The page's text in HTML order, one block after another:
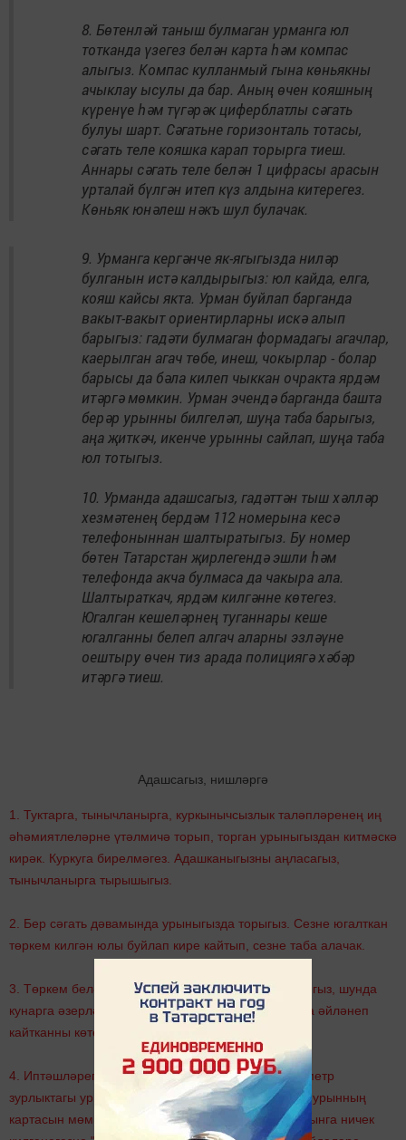
8. Бөтенләй таныш булмаган урманга юл
тотканда үзегез белән карта һәм компас
алыгыз. Компас кулланмый гына көньякны
ачыклау ысулы да бар. Аның өчен кояшның
күренүе һәм түгәрәк циферблатлы сәгать
булуы шарт. Сәгатьне горизонталь тотасы,
сәгать теле кояшка карап торырга тиеш.
Аннары сәгать теле белән 1 цифрасы арасын
урталай бүлгән итеп күз алдына китерегез.
Көньяк юнәлеш нәкъ шул булачак.
9. Урманга кергәнче як-ягыгызда ниләр
булганын истә калдырыгыз: юл кайда, елга,
кояш кайсы якта. Урман буйлап барганда
вакыт-вакыт ориентирларны искә алып
барыгыз: гадәти булмаган формадагы агачлар,
каерылган агач төбе, инеш, чокырлар - болар
барысы да бәла килеп чыккан очракта ярдәм
итәргә мөмкин. Урман эчендә барганда башта
берәр урынны билгеләп, шуңа таба барыгыз,
аңа җиткәч, икенче урынны сайлап, шуңа таба
юл тотыгыз.
10. Урманда адашсагыз, гадәттән тыш хәлләр
хезмәтенең бердәм 112 номерына кесә
телефоныннан шалтыратыгыз. Бу номер
бөтен Татарстан җирлегендә эшли һәм
телефонда акча булмаса да чакыра ала.
Шалтыраткач, ярдәм килгәнне көтегез.
Югалган кешеләрнең туганнары кеше
югалганны белеп алгач аларны эзләүне
оештыру өчен тиз арада полициягә хәбәр
итәргә тиеш.
Адашсагыз, нишләргә
1. Туктарга, тынычланырга, куркынычсызлык таләпләренең иң
әһәмиятлеләрне үтәлмичә торып, торган урыныгыздан китмәскә
кирәк. Куркуга бирелмәгез. Адашканыгызны аңласагыз,
тынычланырга тырышыгыз.
2. Бер сәгать дәвамында урыныгызда торыгыз. Сезне югалткан
төркем килгән юлы буйлап кире кайтып, сезне таба алачак.
3. Төркем белән туктап торган соңгы урынга кайтыгыз, шунда
кунарга әзерләнегез. Иптәшләрегез дә шул урынга әйләнеп
кайтканны көтегез.
4. Иптәшләрегез килмәсә, җирдә бер метрга бер метр
зурлыктагы урынны чистартыгыз. Үзегез урнашкан урынның
картасын мөмкин кадәр төгәл итеп сызыгыз. Бу урынга ничек